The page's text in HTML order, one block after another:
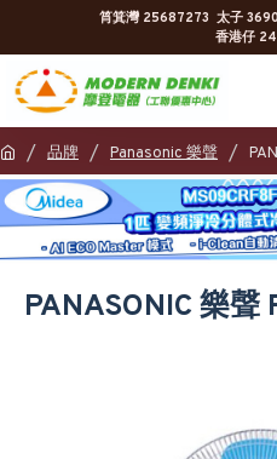
筲箕灣 25687273 太子
香港仔
品牌 Panasonic 樂聲
PANASONIC 樂